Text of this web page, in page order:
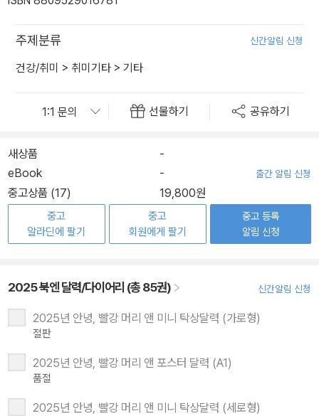
주제분류 신간알림 신청
건강/취미 > 취미기타 > 기타
선물하기 공유하기
새상품
-
eBook
- 출간 알림 신청
중고상품 (17) 19,800원
중고
알라딘에 팔기
중고
회원에게 팔기
중고 등록
알림 신청
2025 북엔 달력/다이어리 (총 85권) 신간알림 신청
2025년 안녕, 빨강 머리 앤 미니 탁상달력 (가로형)
절판
2025년 안녕, 빨강 머리 앤 포스터 달력 (A1)
품절
2025년 안녕, 빨강 머리 앤 미니 탁상달력 (세로형)